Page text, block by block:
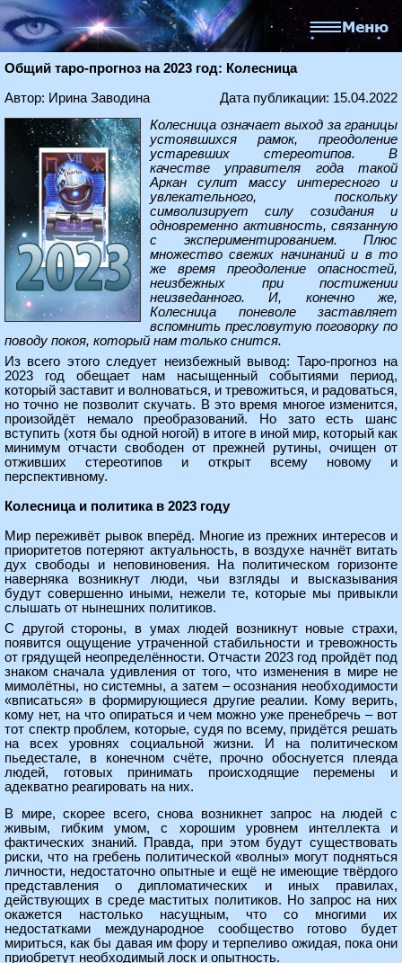
Общий таро-прогноз на 2023 год: Колесница
Автор: Ирина Заводина
Дата публикации: 15.04.2022
Колесница означает выход за границы
устоявшихся рамок, преодоление
устаревших стереотипов. В
качестве управителя года такой
Аркан сулит массу интересного и
увлекательного, поскольку
символизирует силу созидания и
одновременно активность, связанную
с экспериментированием. Плюс
множество свежих начинаний и в то
же время преодоление опасностей,
неизбежных при постижении
неизведанного. И, конечно же,
Колесница поневоле заставляет
вспомнить пресловутую поговорку по
поводу покоя, который нам только снится.
Из всего этого следует неизбежный вывод: Таро-прогноз на
2023 год обещает нам насыщенный событиями период,
который заставит и волноваться, и тревожиться, и радоваться,
но точно не позволит скучать. В это время многое изменится,
произойдёт немало преобразований. Но зато есть шанс
вступить (хотя бы одной ногой) в итоге в иной мир, который как
минимум отчасти свободен от прежней рутины, очищен от
отживших стереотипов и открыт всему новому и
перспективному.
Колесница и политика в 2023 году
Мир переживёт рывок вперёд. Многие из прежних интересов и
приоритетов потеряют актуальность, в воздухе начнёт витать
дух свободы и неповиновения. На политическом горизонте
наверняка возникнут люди, чьи взгляды и высказывания
будут совершенно иными, нежели те, которые мы привыкли
слышать от нынешних политиков.
С другой стороны, в умах людей возникнут новые страхи,
появится ощущение утраченной стабильности и тревожность
от грядущей неопределённости. Отчасти 2023 год пройдёт под
знаком сначала удивления от того, что изменения в мире не
мимолётны, но системны, а затем – осознания необходимости
«вписаться» в формирующиеся другие реалии. Кому верить,
кому нет, на что опираться и чем можно уже пренебречь – вот
тот спектр проблем, которые, судя по всему, придётся решать
на всех уровнях социальной жизни. И на политическом
пьедестале, в конечном счёте, прочно обоснуется плеяда
людей, готовых принимать происходящие перемены и
адекватно реагировать на них.
В мире, скорее всего, снова возникнет запрос на людей с
живым, гибким умом, с хорошим уровнем интеллекта и
фактических знаний. Правда, при этом будут существовать
риски, что на гребень политической «волны» могут подняться
личности, недостаточно опытные и ещё не имеющие твёрдого
представления о дипломатических и иных правилах,
действующих в среде маститых политиков. Но запрос на них
окажется настолько насущным, что со многими их
недостатками международное сообщество готово будет
мириться, как бы давая им фору и терпеливо ожидая, пока они
приобретут необходимый лоск и опытность.